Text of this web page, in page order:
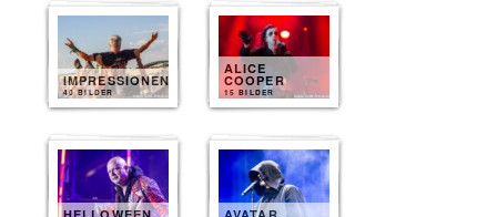
IMPRESSIONEN
40 BILDER
ALICE
COOPER
15 BILDER